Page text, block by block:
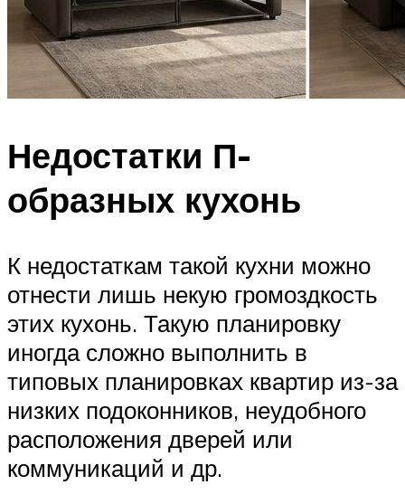
Недостатки П-
образных кухонь
К недостаткам такой кухни можно
отнести лишь некую громоздкость
этих кухонь. Такую планировку
иногда сложно выполнить в
типовых планировках квартир из-за
низких подоконников, неудобного
расположения дверей или
коммуникаций и др.